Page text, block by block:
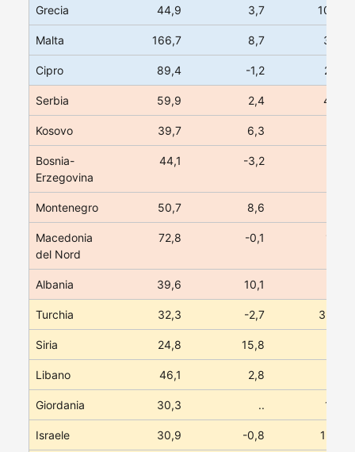
Grecia 44,9 3,7 106,9
Malta 166,7 8,7 34,9
Cipro 89,4 -1,2 28,8
Serbia 59,9 2,4 45,0
Kosovo 39,7 6,3
Bosnia-
Erzegovina
44,1 -3,2
Montenegro 50,7 8,6
Macedonia
del Nord
72,8 -0,1 10,7
Albania 39,6 10,1
Turchia 32,3 -2,7 357,5
Siria 24,8 15,8
Libano 46,1 2,8
Giordania 30,3 .. 14,0
Israele 30,9 -0,8 157,4